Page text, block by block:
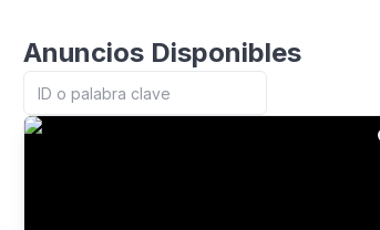
Anuncios Disponibles